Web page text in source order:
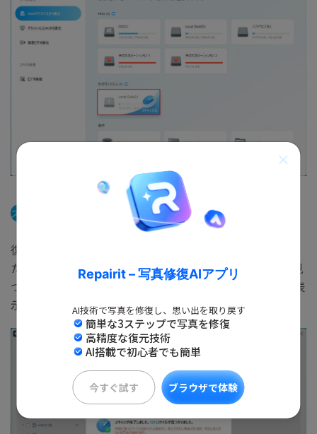
Repairit – 写真修復AIアプリ
AI技術で写真を修復し、思い出を取り戻す
簡単な3ステップで写真を修復
高精度な復元技術
AI搭載で初心者でも簡単
今すぐ試す ブラウザで体験
ステップ2 SDカードの消えたデータをスキャンします。
復元したいSDカードをクリックして、SDカードから消え
たデータをスキャンし始めます。スキャン終わった後、見
つけたファイルはフォルダあるいはファイル形式ごとに表
示されます。